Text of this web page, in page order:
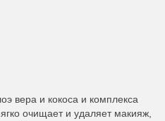
вера и кокоса и комплекса
очищает и удаляет макияж,